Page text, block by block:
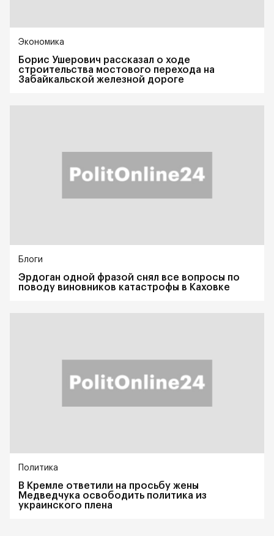
Экономика
Борис Ушерович рассказал о ходе
строительства мостового перехода на
Забайкальской железной дороге
Блоги
Эрдоган одной фразой снял все вопросы по
поводу виновников катастрофы в Каховке
Политика
В Кремле ответили на просьбу жены
Медведчука освободить политика из
украинского плена